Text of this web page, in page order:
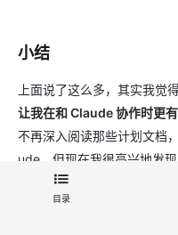
小结
上面说了这么多，其实我觉
让我在和 Claude 协作时更
不再深入阅读那些计划文档
ude。但现在我很高兴地发
保持在整个过程中。
目录